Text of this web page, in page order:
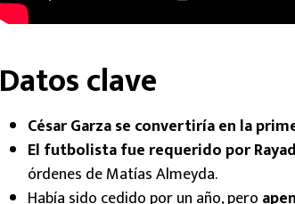
Datos clave
César Garza se convertiría en la
El futbolista fue requerido por
órdenes de Matías Almeyda.
Había sido cedido por un año, pero